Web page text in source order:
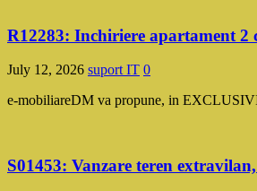
R12283: Inchiriere apartament
July 12, 2026 suport IT 0
e-mobiliareDM va propune, in
S01453: Vanzare teren